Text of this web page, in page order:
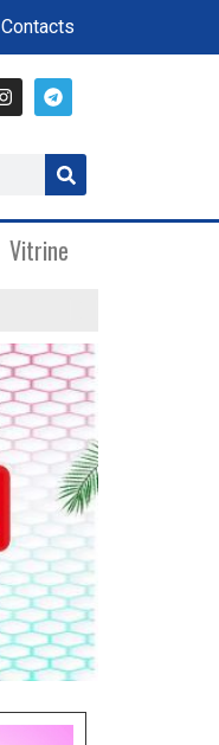
Contacts
Vitrine